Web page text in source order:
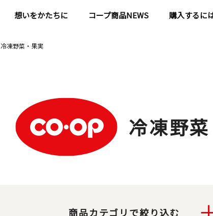
想いをかたちに コープ商品NEWS 購入するに
冷凍野菜・果実
冷凍野
商品カテゴリで絞り込む